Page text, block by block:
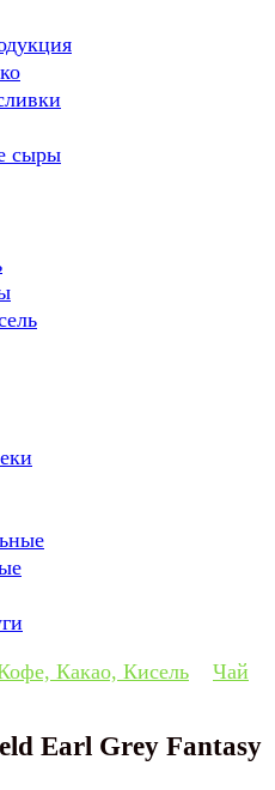
сыры
Какао, Кисель Чай
Earl Grey Fantasy